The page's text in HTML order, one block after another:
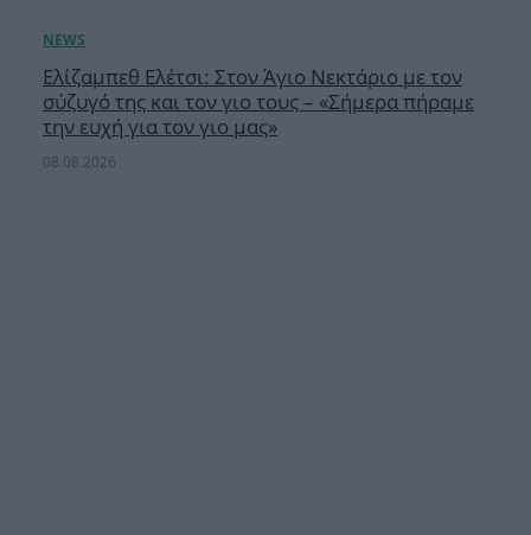
Ελίζαμπεθ Ελέτσι: Στον Άγιο Νεκτάριο με τον
σύζυγό της και τον γιο τους – «Σήμερα πήραμε
την ευχή για τον γιο μας»
08.08.2026